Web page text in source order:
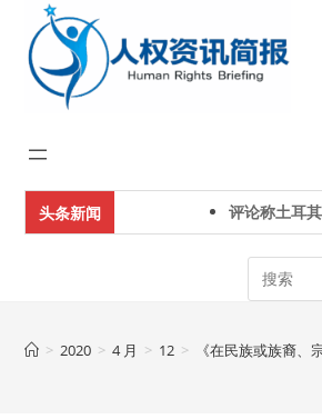
content
头条新闻 评论称土耳
Search
> 2020 > 4 月 > 12 > 《在民族或族裔